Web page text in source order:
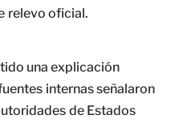
relevo oficial.
una explicación
internas señalaron
de Estados